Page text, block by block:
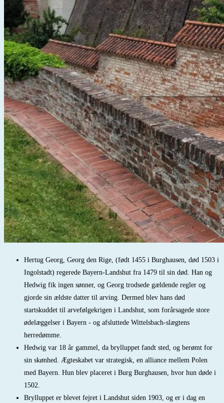
Hertug Georg, Georg den Rige, (født 1455 i Burghausen, død 1503 i
Ingolstadt) regerede Bayern-Landshut fra 1479 til sin død. Han og
Hedwig fik ingen sønner, og Georg trodsede gældende regler og
gjorde sin ældste datter til arving. Dermed blev hans død
startskuddet til arvefølgekrigen i Landshut, som forårsagede store
ødelæggelser i Bayern - og afsluttede Wittelsbach-slægtens
herredømme.
Hedwig var 18 år gammel, da brylluppet fandt sted, og berømt for
sin skønhed. Ægteskabet var strategisk, en alliance mellem Polen
med Bayern. Hun blev placeret i Burg Burghausen, hvor hun døde i
1502.
Brylluppet er blevet fejret i Landshut siden 1903, og er i dag en